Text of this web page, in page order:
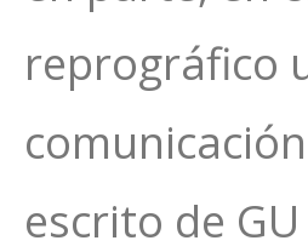
reprográfico
escrito de